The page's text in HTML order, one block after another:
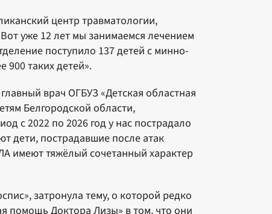
центр травматологии,
уже 12 лет мы занимаемся лечением
поступило 137 детей с минно-
900 таких детей».
врач ОГБУЗ «Детская областная
Белгородской области,
с 2022 по 2026 год у нас пострадало
дети, пострадавшие после атак
имеют тяжёлый сочетанный характер
затронула тему, о которой редко
помощь Доктора Лизы» в том, что они